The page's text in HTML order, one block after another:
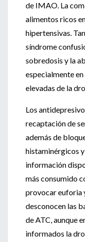
de IMAO. La
alimentos ricos
hipertensivas.
síndrome
sobredosis y la
especialmente
elevadas de la
Los
recaptación de
además de
histaminérgicos
información
más consumido
provocar euforia
desconocen las
de ATC, aunque
informados la